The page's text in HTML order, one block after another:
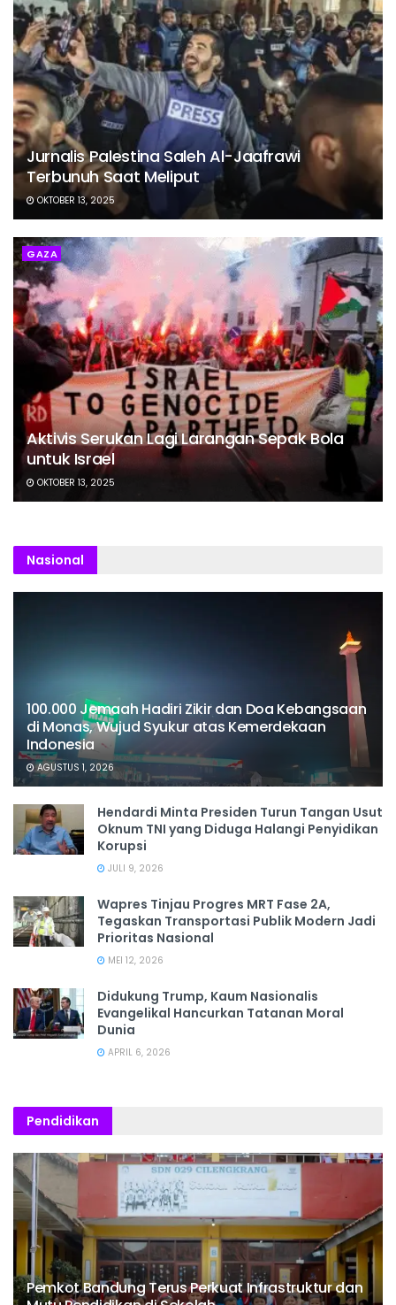
Jurnalis Palestina Saleh Al-Jaafrawi
Terbunuh Saat Meliput
OKTOBER 13, 2025
GAZA
Aktivis Serukan Lagi Larangan Sepak Bola
untuk Israel
OKTOBER 13, 2025
Nasional
100.000 Jemaah Hadiri Zikir dan Doa Kebangsaan
di Monas, Wujud Syukur atas Kemerdekaan
Indonesia
AGUSTUS 1, 2026
Hendardi Minta Presiden Turun Tangan Usut
Oknum TNI yang Diduga Halangi Penyidikan
Korupsi
JULI 9, 2026
Wapres Tinjau Progres MRT Fase 2A,
Tegaskan Transportasi Publik Modern Jadi
Prioritas Nasional
MEI 12, 2026
Didukung Trump, Kaum Nasionalis
Evangelikal Hancurkan Tatanan Moral
Dunia
APRIL 6, 2026
Pendidikan
Pemkot Bandung Terus Perkuat Infrastruktur dan